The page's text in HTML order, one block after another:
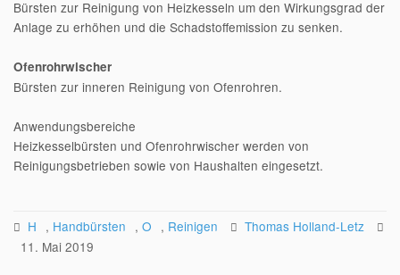
Bürsten zur Reinigung von Heizkesseln um den Wirkungsgrad der
Anlage zu erhöhen und die Schadstoffemission zu senken.
Ofenrohrwischer
Bürsten zur inneren Reinigung von Ofenrohren.
Anwendungsbereiche
Heizkesselbürsten und Ofenrohrwischer werden von
Reinigungsbetrieben sowie von Haushalten eingesetzt.
H , Handbürsten , O , Reinigen
Thomas Holland-Letz
11. Mai 2019